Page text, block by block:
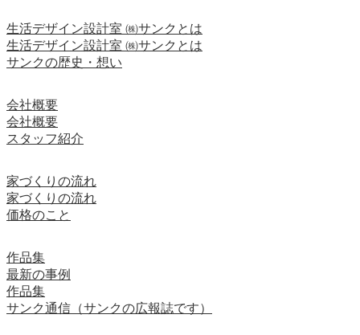
生活デザイン設計室 ㈱サンクとは
生活デザイン設計室 ㈱サンクとは
サンクの歴史・想い
会社概要
会社概要
スタッフ紹介
家づくりの流れ
家づくりの流れ
価格のこと
作品集
最新の事例
作品集
サンク通信（サンクの広報誌です）